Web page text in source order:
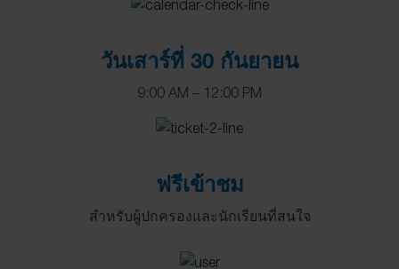
วันเสาร์ที่ 30 กันยายน
9:00 AM – 12:00 PM
ฟรีเข้าชม
สำหรับผู้ปกครองและนักเรียนที่สนใจ